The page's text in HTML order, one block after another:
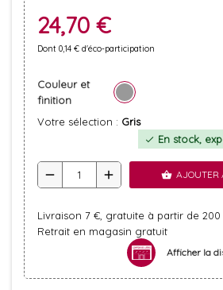
24,70 €
Dont 0,14 € d'éco-participation
Couleur et
finition
Votre sélection : Gris
check En stock,
remove add shopping_basket AJOUTER
Livraison 7 €, gratuite à partir de
Retrait en magasin gratuit
Afficher la